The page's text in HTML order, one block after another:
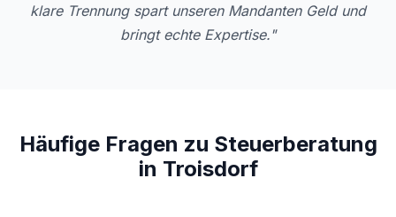
klare Trennung spart unseren Mandanten Geld und
bringt echte Expertise."
Häufige Fragen zu Steuerberatung
in Troisdorf